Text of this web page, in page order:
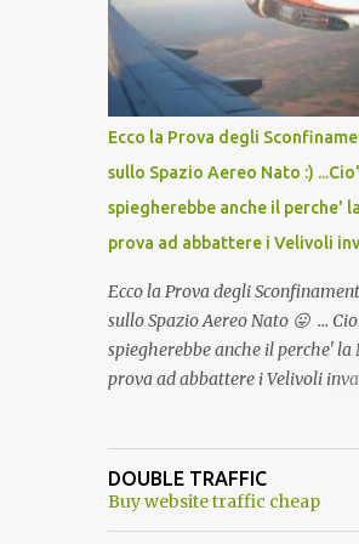
lo scopo della temperatura?
tempo ribattezzo' il Vaccino
del Capo, era "spettacolare
andava bene anche, a
Ambiente"! Riproponiamo
Ecco la Prova degli
sullo Spazio Aereo Nato :) ...Cio'
spiegherebbe anche il perche'
prova ad abbattere i Velivoli
Ecco la Prova degli
sullo Spazio Aereo Nato 😛 ...
spiegherebbe anche il perche' la
prova ad abbattere i Velivoli
alcuna notizia di un'invasione
aereo NATO da parte di un robot
DOUBLE TRAFFIC
Buy website traffic cheap